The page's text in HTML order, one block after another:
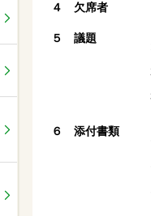
４ 欠席者
５ 議題
６ 添付書類